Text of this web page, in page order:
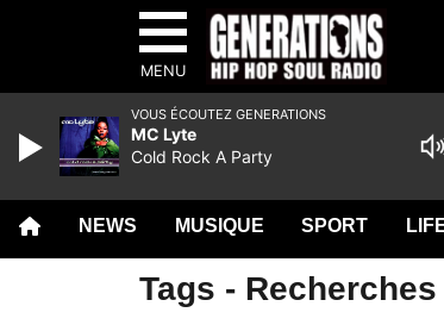
MENU
NEWS MUSIQUE SPORT
Tags -
VOUS ÉCOUTEZ GENERATIONS
MC Lyte
Cold Rock A Party